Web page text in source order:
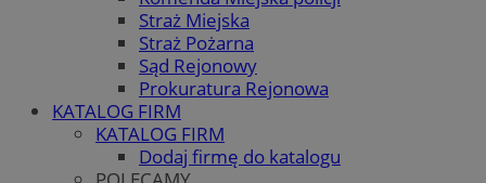
Straż Miejska
Straż Pożarna
Sąd Rejonowy
Prokuratura Rejonowa
KATALOG FIRM
KATALOG FIRM
Dodaj firmę do katalogu